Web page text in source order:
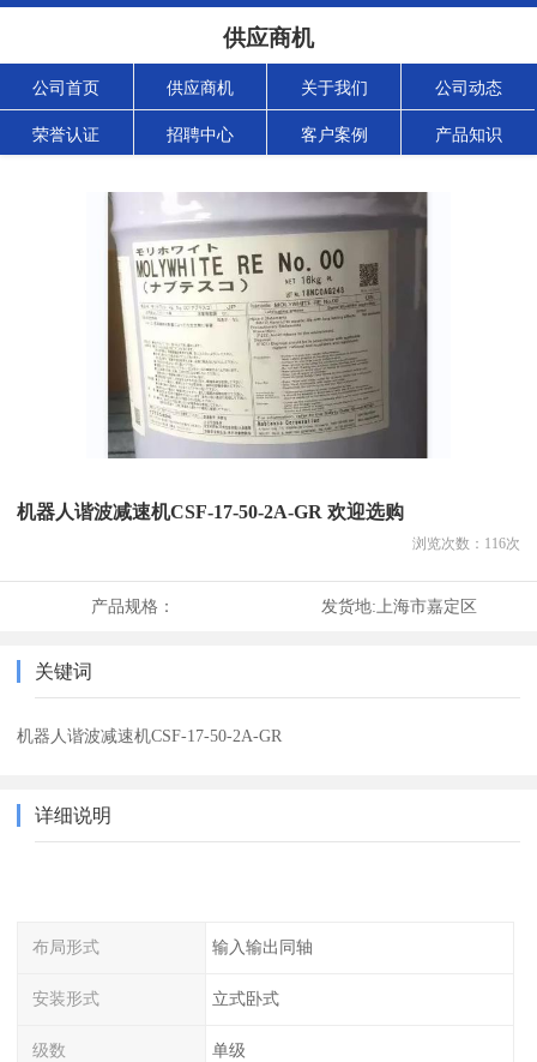
供应商机
公司首页 供应商机 关于我们 公司动态
荣誉认证 招聘中心 客户案例 产品知识
机器人谐波减速机CSF-17-50-2A-GR 欢迎选购
浏览次数： 116次
产品规格： 发货地: 上海市嘉定区
关键词
机器人谐波减速机CSF-17-50-2A-GR
详细说明
布局形式 输入输出同轴
安装形式 立式卧式
级数 单级